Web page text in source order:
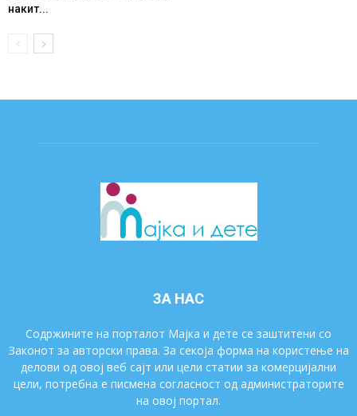
накит...
ЗА НАС
Содржините на порталот Мајка и дете се заштитени со
Законот за авторски права. За секоја форма на користење на
делови од овој веб сајт или цели статии за комерцијални
цели, потребна е писмена согласност од администраторите
на овој портал.